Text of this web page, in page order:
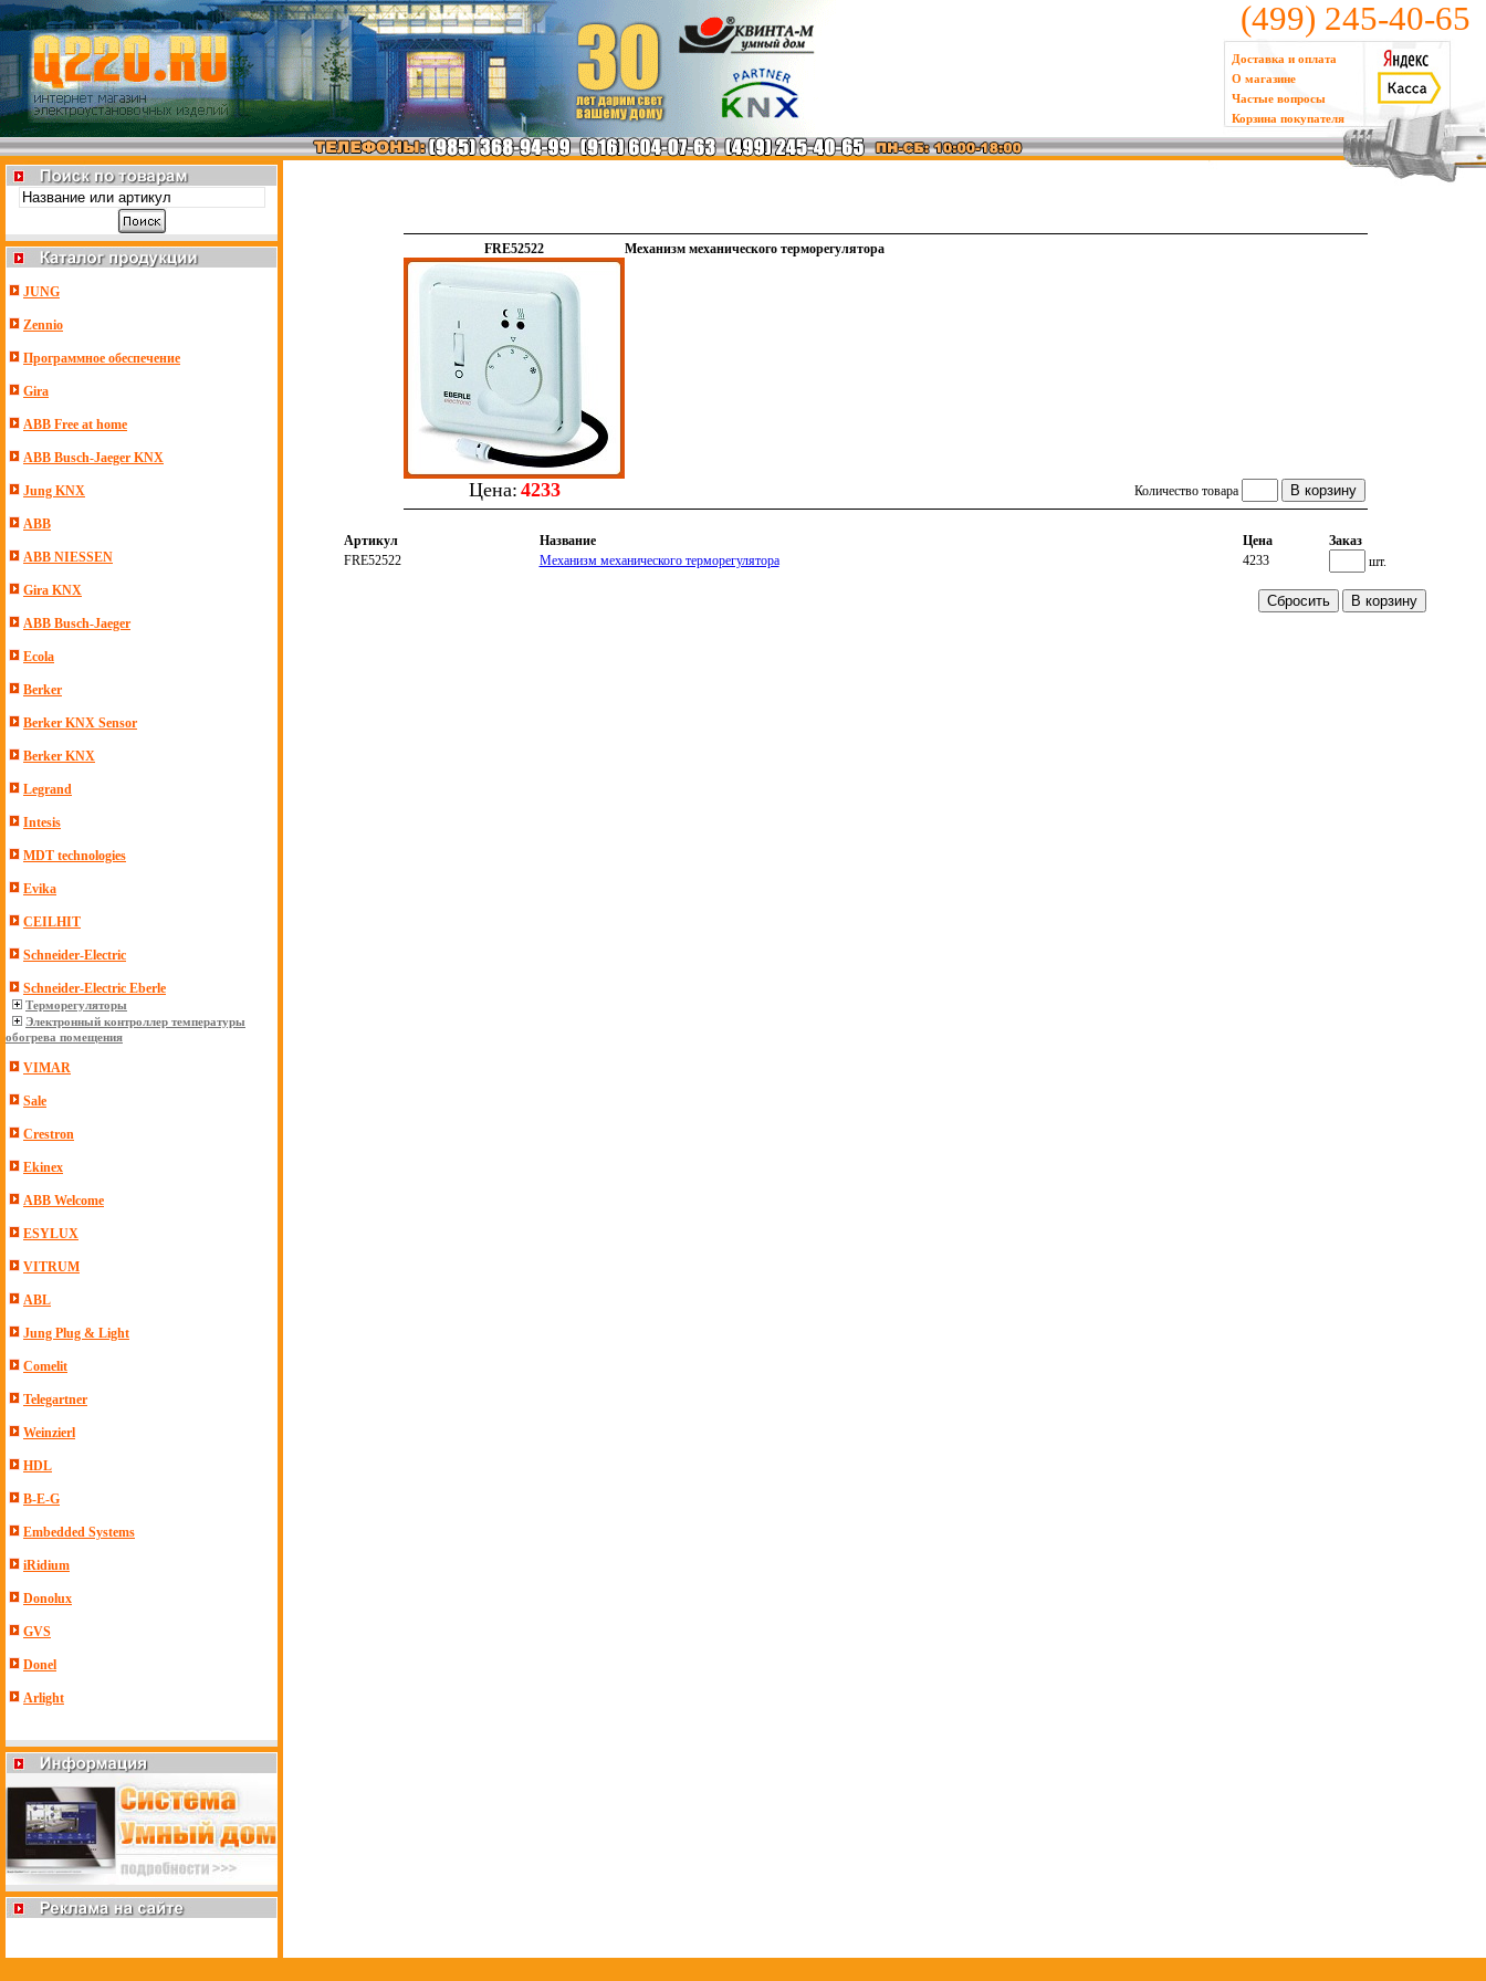
(499) 245-40-65
Доставка и оплата
О магазине
Частые вопросы
Корзина покупателя
JUNG
Zennio
Программное обеспечение
Gira
ABB Free at home
ABB Busch-Jaeger KNX
Jung KNX
ABB
ABB NIESSEN
Gira KNX
ABB Busch-Jaeger
Ecola
Berker
Berker KNX Sensor
Berker KNX
Legrand
Intesis
MDT technologies
Evika
CEILHIT
Schneider-Electric
Schneider-Electric Eberle
Терморегуляторы
Электронный контроллер температуры
обогрева помещения
VIMAR
Sale
Crestron
Ekinex
ABB Welcome
ESYLUX
VITRUM
ABL
Jung Plug & Light
Comelit
Telegartner
Weinzierl
HDL
B-E-G
Embedded Systems
iRidium
Donolux
GVS
Donel
Arlight
FRE52522 Механизм механического терморегулятора
Цена: 4233 Количество товара
Артикул Название Цена
Заказ
FRE52522
Механизм механического терморегулятора 4233 шт.